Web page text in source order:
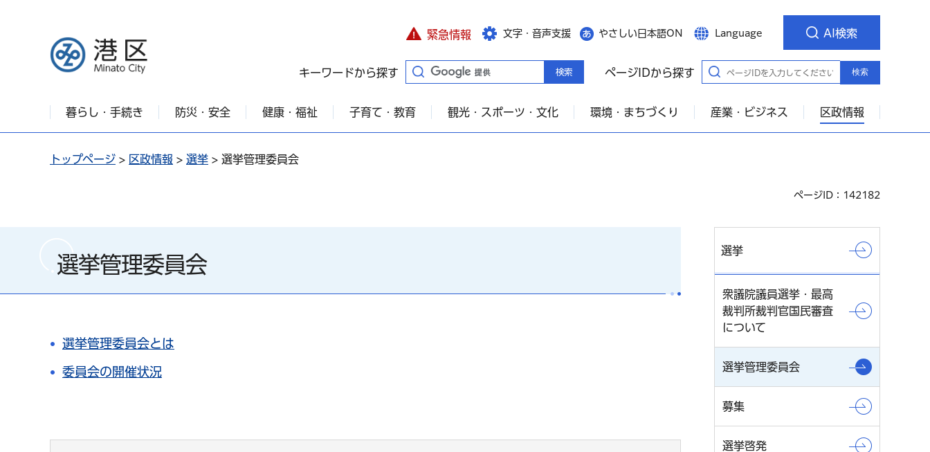
港区
緊急情報 文字・音声支援 やさしい日本語ON Language AI検索
キーワードから探す ページIDから探す 検索
暮らし・手続き 防災・安全 健康・福祉 子育て・教育 観光・スポーツ・文化 環境・まちづくり 産業・ビジネス 区政情報
トップページ > 区政情報 > 選挙 > 選挙管理委員会
ページID：142182
選挙管理委員会
選挙管理委員会とは
委員会の開催状況
選挙
衆議院議員選挙・最高
裁判所裁判官国民審査
について
選挙管理委員会
募集
選挙啓発